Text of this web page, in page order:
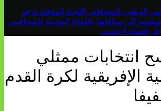
الوطني للصحافة.. اللجنة المؤقتة تدعو
إلى موافاتها باللوائح المحينة للصحافيين
4 غشت
انتخابات ممثلي
الإفريقية لكرة القدم